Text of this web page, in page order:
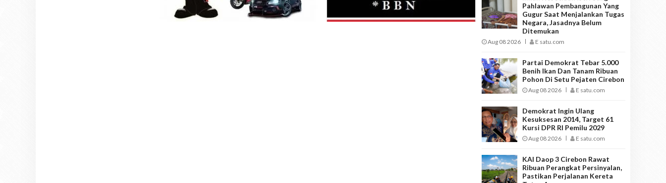
Pahlawan Pembangunan Yang
Gugur Saat Menjalankan Tugas
Negara, Jasadnya Belum
Ditemukan
Aug 08 2026 E satu.com
Partai Demokrat Tebar 5.000
Benih Ikan Dan Tanam Ribuan
Pohon Di Setu Pejaten Cirebon
Aug 08 2026 E satu.com
Demokrat Ingin Ulang
Kesuksesan 2014, Target 61
Kursi DPR RI Pemilu 2029
Aug 08 2026 E satu.com
KAI Daop 3 Cirebon Rawat
Ribuan Perangkat Persinyalan,
Pastikan Perjalanan Kereta